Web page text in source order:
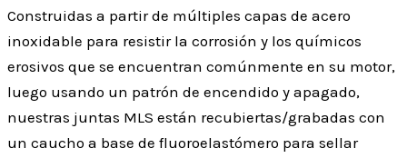
Construidas a partir de múltiples capas de acero
inoxidable para resistir la corrosión y los químicos
erosivos que se encuentran comúnmente en su motor,
luego usando un patrón de encendido y apagado,
nuestras juntas MLS están recubiertas/grabadas con
un caucho a base de fluoroelastómero para sellar